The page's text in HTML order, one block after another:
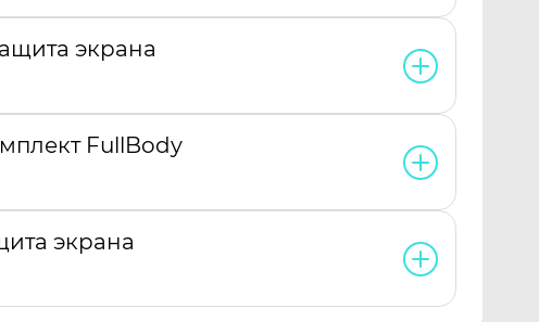
экрана
FullBody
экрана